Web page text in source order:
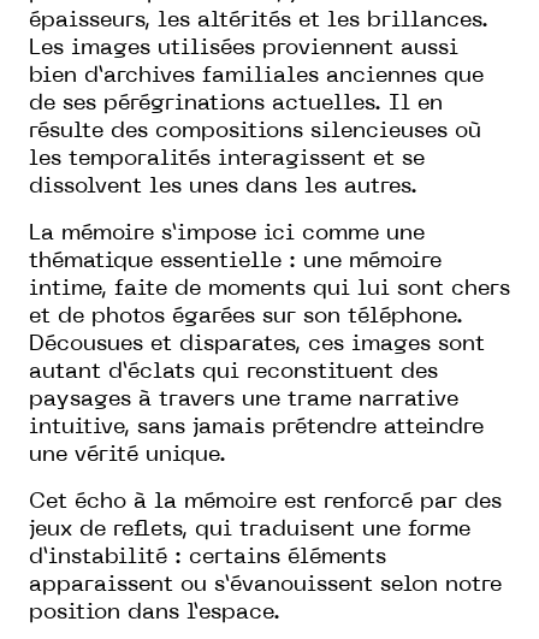
épaisseurs, les altérités et les brillances.
Les images utilisées proviennent aussi
bien d’archives familiales anciennes que
de ses pérégrinations actuelles. Il en
résulte des compositions silencieuses où
les temporalités interagissent et se
dissolvent les unes dans les autres.
La mémoire s’impose ici comme une
thématique essentielle : une mémoire
intime, faite de moments qui lui sont chers
et de photos égarées sur son téléphone.
Décousues et disparates, ces images sont
autant d’éclats qui reconstituent des
paysages à travers une trame narrative
intuitive, sans jamais prétendre atteindre
une vérité unique.
Cet écho à la mémoire est renforcé par des
jeux de reflets, qui traduisent une forme
d’instabilité : certains éléments
apparaissent ou s’évanouissent selon notre
position dans l’espace.